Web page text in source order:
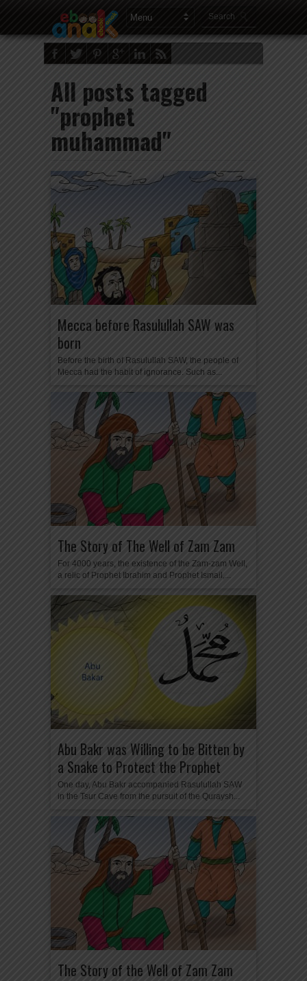
All posts tagged
"prophet
muhammad"
Mecca before Rasulullah SAW was
born
Before the birth of Rasulullah SAW, the people of
Mecca had the habit of ignorance. Such as...
The Story of The Well of Zam Zam
For 4000 years, the existence of the Zam-zam Well,
a relic of Prophet Ibrahim and Prophet Ismail,...
Abu Bakr was Willing to be Bitten by
a Snake to Protect the Prophet
One day, Abu Bakr accompanied Rasulullah SAW
in the Tsur Cave from the pursuit of the Quraysh...
The Story of the Well of Zam Zam